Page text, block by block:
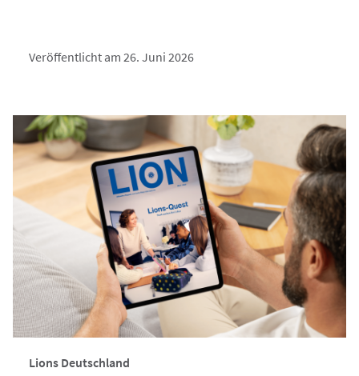
Veröffentlicht am 26. Juni 2026
Lions Deutschland